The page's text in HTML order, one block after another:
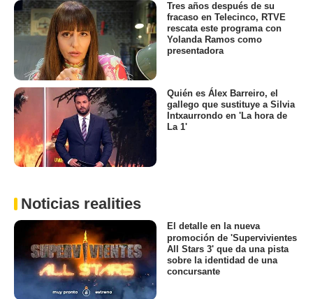
Tres años después de su
fracaso en Telecinco, RTVE
rescata este programa con
Yolanda Ramos como
presentadora
Quién es Álex Barreiro, el
gallego que sustituye a Silvia
Intxaurrondo en 'La hora de
La 1'
Noticias realities
El detalle en la nueva
promoción de 'Supervivientes
All Stars 3' que da una pista
sobre la identidad de una
concursante